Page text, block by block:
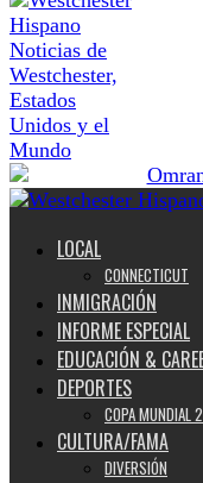
Noticias de
Westchester,
Estados
Unidos y el
Mundo
LOCAL
CONNECTICUT
INMIGRACIÓN
INFORME ESPECIAL
EDUCACIÓN &
DEPORTES
COPA MUNDIAL
CULTURA/FAMA
DIVERSIÓN